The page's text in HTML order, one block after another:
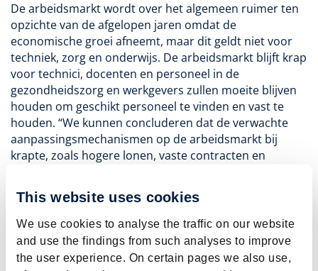
This website uses cookies
We use cookies to analyse the traffic on our website
and use the findings from such analyses to improve
the user experience. On certain pages we also use,
De arbeidsmarkt wordt over het algemeen ruimer ten
opzichte van de afgelopen jaren omdat de
economische groei afneemt, maar dit geldt niet voor
techniek, zorg en onderwijs. De arbeidsmarkt blijft krap
voor technici, docenten en personeel in de
gezondheidszorg en werkgevers zullen moeite blijven
houden om geschikt personeel te vinden en vast te
houden. “We kunnen concluderen dat de verwachte
aanpassingsmechanismen op de arbeidsmarkt bij
krapte, zoals hogere lonen, vaste contracten en
mate zorgen voor herstel van het evenwicht” geeft
Jessie Bakens, onderzoeksleider bij het ROA, aan.
“Ondanks dat de studentenaantallen in de technische
studies, op de pabo en in de verpleegkunde en
geneeskundestudies niet tegenvallen, liggen de